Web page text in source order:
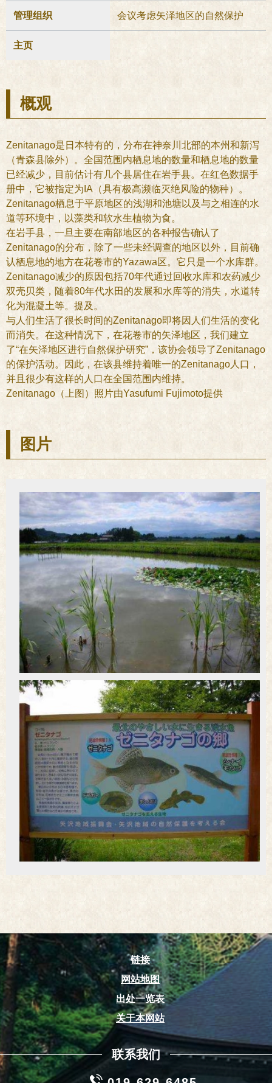
管理组织 会议考虑矢泽地区的自然保护
主页
概观
Zenitanago是日本特有的，分布在神奈川北部的本州和新泻
（青森县除外）。全国范围内栖息地的数量和栖息地的数量
已经减少，目前估计有几个县居住在岩手县。在红色数据手
册中，它被指定为IA（具有极高濒临灭绝风险的物种）。
Zenitanago栖息于平原地区的浅湖和池塘以及与之相连的水
道等环境中，以藻类和软水生植物为食。
在岩手县，一旦主要在南部地区的各种报告确认了
Zenitanago的分布，除了一些未经调查的地区以外，目前确
认栖息地的地方在花卷市的Yazawa区。它只是一个水库群。
Zenitanago减少的原因包括70年代通过回收水库和农药减少
双壳贝类，随着80年代水田的发展和水库等的消失，水道转
化为混凝土等。提及。
与人们生活了很长时间的Zenitanago即将因人们生活的变化
而消失。在这种情况下，在花卷市的矢泽地区，我们建立
了“在矢泽地区进行自然保护研究”，该协会领导了Zenitanago
的保护活动。因此，在该县维持着唯一的Zenitanago人口，
并且很少有这样的人口在全国范围内维持。
Zenitanago（上图）照片由Yasufumi Fujimoto提供
图片
链接
网站地图
出处一览表
关于本网站
联系我们